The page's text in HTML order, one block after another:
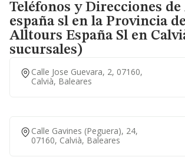
Teléfonos y Direcciones
españa sl en la Provincia
Alltours España Sl en
sucursales)
Calle Jose Guevara, 2, 07160,
Calvià, Baleares
Calle Gavines (peguera), 24,
07160, Calvià, Baleares